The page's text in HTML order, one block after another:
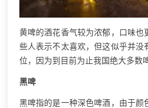
黄啤的酒花香气较为浓郁，口味也
些人表示不太喜欢，但这似乎并没
位，因为到目前为止我国绝大多数
黑啤
黑啤指的是一种深色啤酒，由于颜